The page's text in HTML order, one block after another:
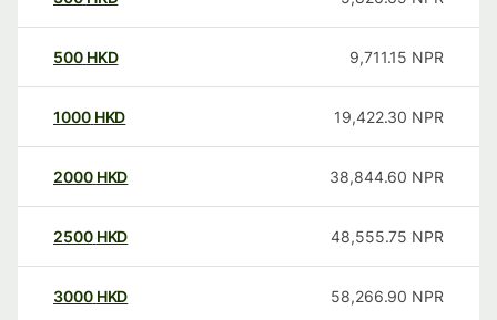
500 HKD 9,711.15 NPR
1000 HKD 19,422.30 NPR
2000 HKD 38,844.60 NPR
2500 HKD 48,555.75 NPR
3000 HKD 58,266.90 NPR